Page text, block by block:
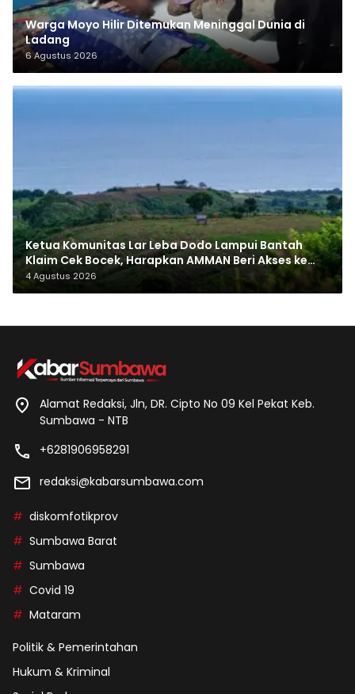
Warga Moyo Hilir Ditemukan Meninggal Dunia di
Ladang
6 Agustus 2026
Ketua Komunitas Lar Leba Dodo Lampui Bantah
Klaim Cek Bocek, Harapkan AMMAN Beri Akses ke
Makam Leluhur
4 Agustus 2026
Alamat Redaksi, Jln, DR. Cipto No 09 Kel Pekat Keb.
Sumbawa - NTB
+6281906958291
redaksi@kabarsumbawa.com
diskomfotikprov
Sumbawa Barat
Sumbawa
Covid 19
Mataram
Politik & Pemerintahan
Hukum & Kriminal